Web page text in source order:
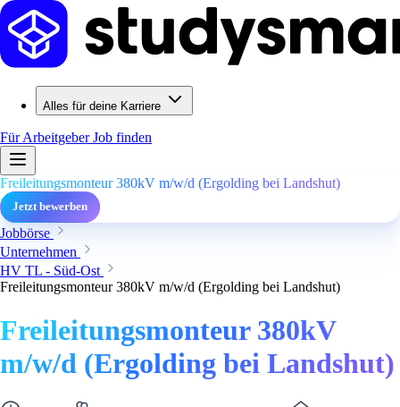
Alles für deine Karriere
Für ArbeitgeberJob finden
Freileitungsmonteur 380kV m/w/d (Ergolding bei Landshut)
Jetzt bewerben
Jobbörse
Unternehmen
HV TL - Süd-Ost
Freileitungsmonteur 380kV m/w/d (Ergolding bei Landshut)
Freileitungsmonteur 380kV
m/w/d (Ergolding bei Landshut)